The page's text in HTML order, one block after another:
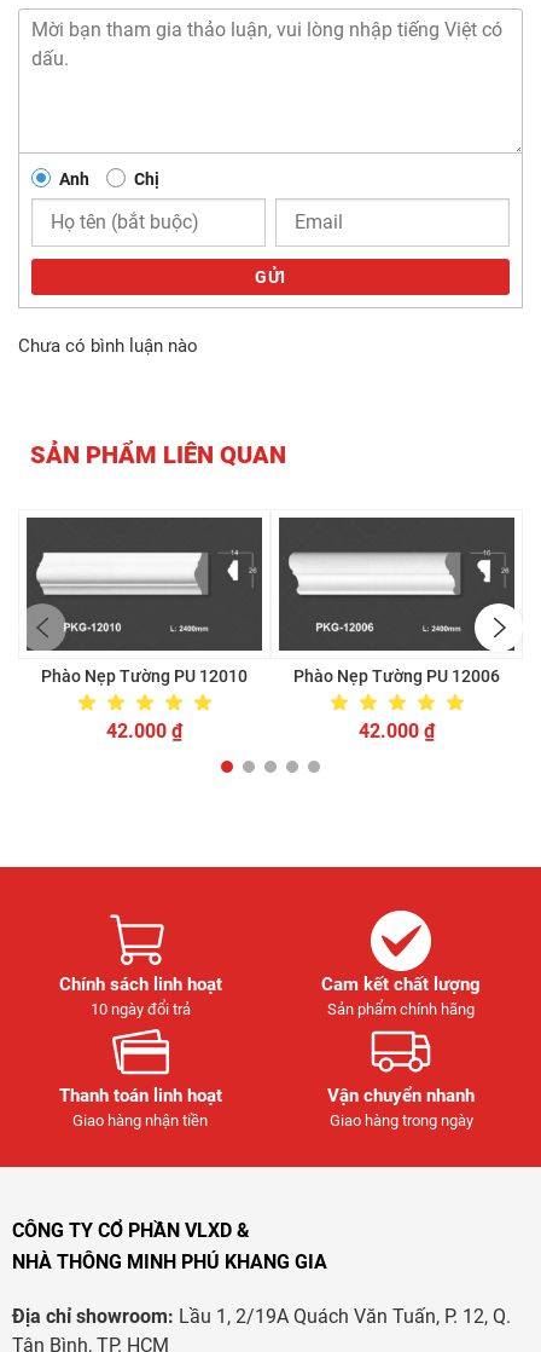
Anh Chị
GỬI
Chưa có bình luận nào
SẢN PHẨM LIÊN QUAN
Phào Nẹp Tường PU 12010
42.000 ₫
Phào Nẹp Tường PU 12006
42.000 ₫
Chính sách linh hoạt
10 ngày đổi trả
Cam kết chất lượng
Sản phẩm chính hãng
Thanh toán linh hoạt
Giao hàng nhận tiền
Vận chuyển nhanh
Giao hàng trong ngày
CÔNG TY CỔ PHẦN VLXD &
NHÀ THÔNG MINH PHÚ KHANG GIA
Địa chỉ showroom: Lầu 1, 2/19A Quách Văn Tuấn, P. 12, Q.
Tân Bình, TP. HCM